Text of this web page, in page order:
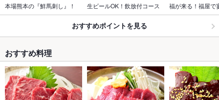
本場熊本の『鮮馬刺し』！ 生ビールOK！飲放付コース 福が来る！福屋で
おすすめポイントを見る
おすすめ料理